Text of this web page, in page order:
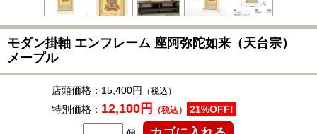
モダン掛軸 エンフレーム 座阿弥陀如来（天台宗）
メープル
店頭価格： 15,400円 （税込）
特別価格： 12,100円 （税込） 21%OFF!